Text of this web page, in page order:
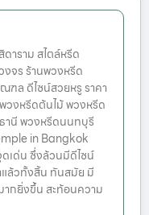
าราม สไตล์หรีด
จร ร้านพวงหรีด
ฑล ดีไซน์สวยหรู ราคา
งหรีดต้นไม้ พวงหรีด
านี พวงหรีดนนทบุรี
in Bangkok
ดเด่น ซึ่งล้วนมีดีไซน์
ล้วทั้งสิ้น ทันสมัย มี
กยิ่งขึ้น สะท้อนความ